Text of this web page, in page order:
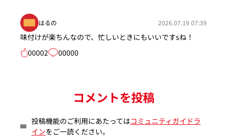
はるの 2026.07.19 07:39
味付けが楽ちんなので、忙しいときにもいいですsね！
00002
00000
コメントを投稿
投稿機能のご利用にあたってはコミュニティガイドラ
インをご一読ください。